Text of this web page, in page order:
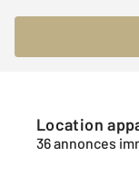
Location
36 annonces